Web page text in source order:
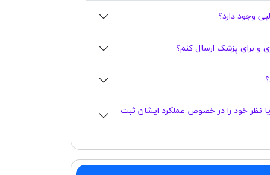
و برای پزشک ارسال کنم؟
نظر خود را در خصوص عملکرد ایشان ثبت